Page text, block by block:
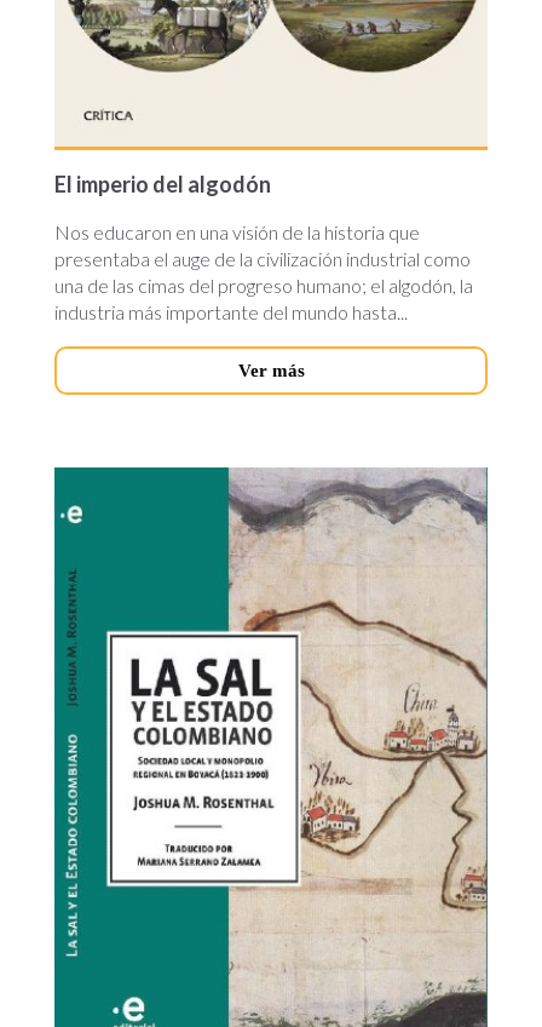
El imperio del algodón
Nos educaron en una visión de la historia que
presentaba el auge de la civilización industrial como
una de las cimas del progreso humano; el algodón, la
industria más importante del mundo hasta...
Ver más
y-
estado-
colombiano.jpg